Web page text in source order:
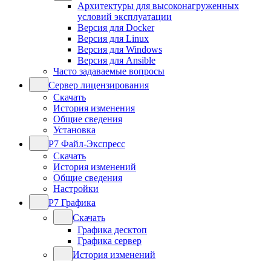
Архитектуры для высоконагруженных
условий эксплуатации
Версия для Docker
Версия для Linux
Версия для Windows
Версия для Ansible
Часто задаваемые вопросы
Сервер лицензирования
Скачать
История изменения
Общие сведения
Установка
Р7 Файл-Экспресс
Скачать
История изменений
Общие сведения
Настройки
Р7 Графика
Скачать
Графика десктоп
Графика сервер
История изменений